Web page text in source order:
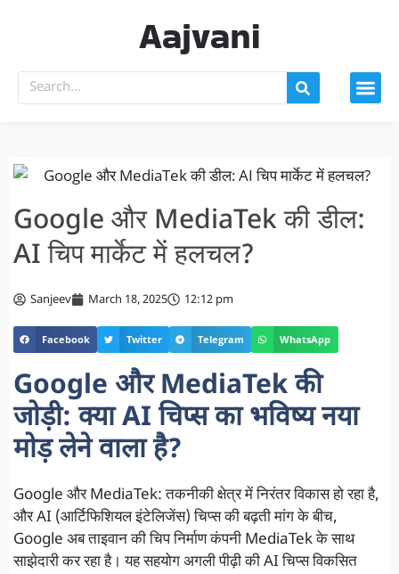
Aajvani
Google और MediaTek की डील:
AI चिप मार्केट में हलचल?
Sanjeev March 18, 2025 12:12 pm
Facebook Twitter Telegram WhatsApp
Google और MediaTek की
जोड़ी: क्या AI चिप्स का भविष्य नया
मोड़ लेने वाला है?
Google और MediaTek: तकनीकी क्षेत्र में निरंतर विकास हो रहा है,
और AI (आर्टिफिशियल इंटेलिजेंस) चिप्स की बढ़ती मांग के बीच,
Google अब ताइवान की चिप निर्माण कंपनी MediaTek के साथ
साझेदारी कर रहा है। यह सहयोग अगली पीढ़ी की AI चिप्स विकसित